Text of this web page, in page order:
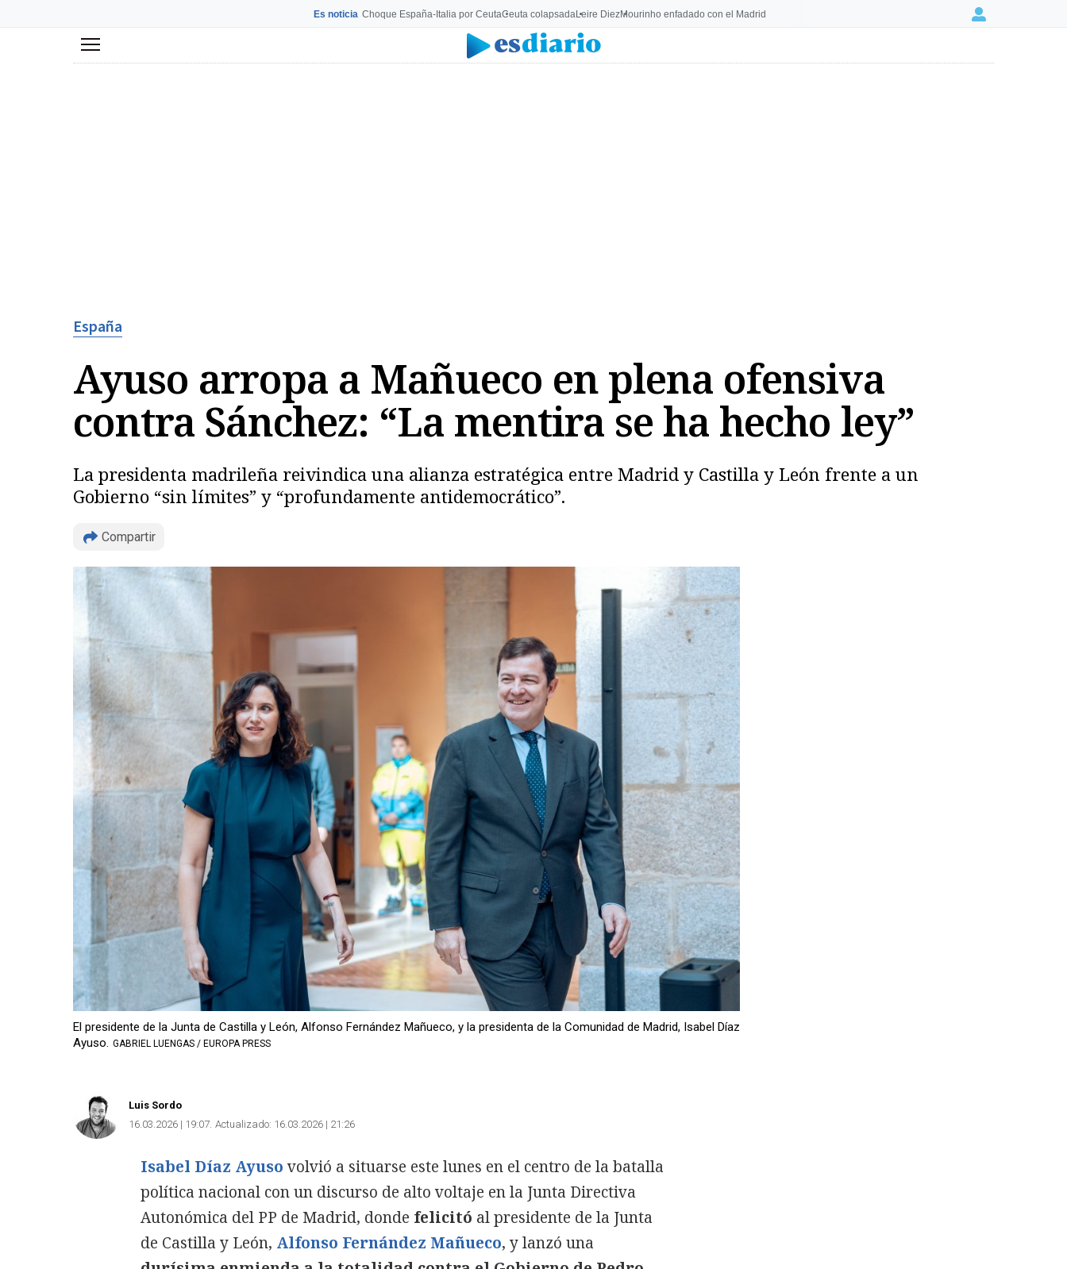
Es noticia Choque España-Italia por CeutaCeuta colapsadaLeire DiezMourinho enfadado con el Madrid Login
Menú
España
Ayuso arropa a Mañueco en plena ofensiva
contra Sánchez: “La mentira se ha hecho ley”
La presidenta madrileña reivindica una alianza estratégica entre Madrid y Castilla y León frente a un
Gobierno “sin límites” y “profundamente antidemocrático”.
Compartir
El presidente de la Junta de Castilla y León, Alfonso Fernández Mañueco, y la presidenta de la Comunidad de Madrid, Isabel Díaz
Ayuso. GABRIEL LUENGAS / EUROPA PRESS
Luis Sordo
16.03.2026 | 19:07 Actualizado: 16.03.2026 | 21:26
Isabel Díaz Ayusovolvió a situarse este lunes en el centro de la batalla
política nacional con un discurso de alto voltaje en la Junta Directiva
Autonómica del PP de Madrid, donde felicitó al presidente de la Junta
de Castilla y León, Alfonso Fernández Mañueco, y lanzó una